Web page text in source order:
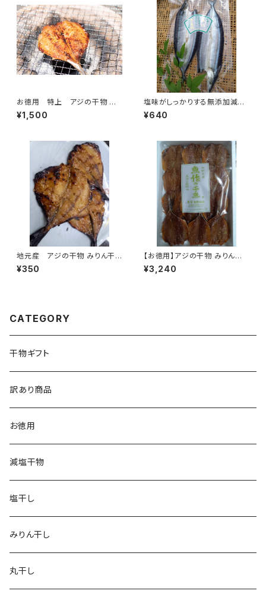
お徳用 特上 アジの干物 み
りん干し2枚×5袋【長崎県産】
¥1,500
塩味がしっかりする無添加減塩
干物サンマの開き 2枚【台湾産】
¥640
地元産 アジの干物 みりん干
し 3枚 【三重県産】
¥350
【お徳用】アジの干物 みりん干し
24枚 【長崎県産】
¥3,240
CATEGORY
干物ギフト
訳あり商品
お徳用
減塩干物
塩干し
みりん干し
丸干し